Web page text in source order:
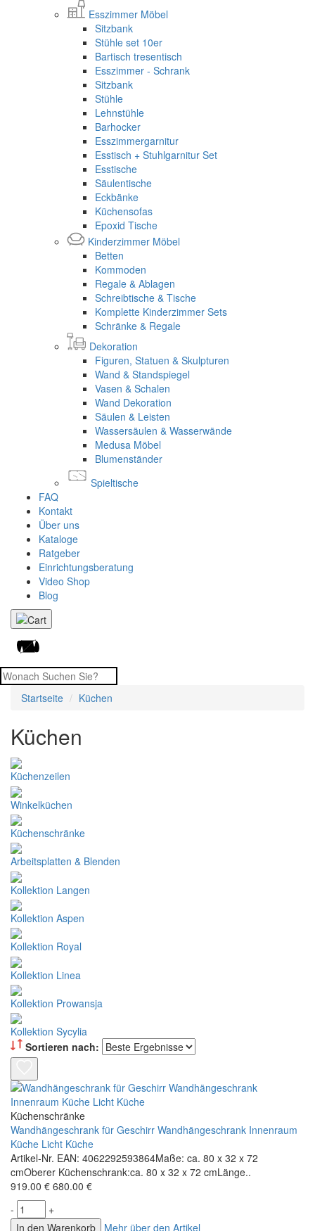
Esszimmer Möbel
Sitzbank
Stühle set 10er
Bartisch tresentisch
Esszimmer - Schrank
Sitzbank
Stühle
Lehnstühle
Barhocker
Esszimmergarnitur
Esstisch + Stuhlgarnitur Set
Esstische
Säulentische
Eckbänke
Küchensofas
Epoxid Tische
Kinderzimmer Möbel
Betten
Kommoden
Regale & Ablagen
Schreibtische & Tische
Komplette Kinderzimmer Sets
Schränke & Regale
Dekoration
Figuren, Statuen & Skulpturen
Wand & Standspiegel
Vasen & Schalen
Wand Dekoration
Säulen & Leisten
Wassersäulen & Wasserwände
Medusa Möbel
Blumenständer
Spieltische
FAQ
Kontakt
Über uns
Kataloge
Ratgeber
Einrichtungsberatung
Video Shop
Blog
Startseite Küchen
Küchen
Küchenzeilen
Winkelküchen
Küchenschränke
Arbeitsplatten & Blenden
Kollektion Langen
Kollektion Aspen
Kollektion Royal
Kollektion Linea
Kollektion Prowansja
Kollektion Sycylia
Sortieren nach:
Küchenschränke
Wandhängeschrank für Geschirr Wandhängeschrank Innenraum
Küche Licht Küche
Artikel-Nr. EAN: 4062292593864Maße: ca. 80 x 32 x 72
cmOberer Küchenschrank:ca. 80 x 32 x 72 cmLänge..
919.00 € 680.00 €
-
+
In den Warenkorb
Mehr über den Artikel